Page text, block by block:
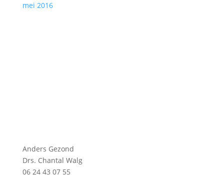
mei 2016
Anders Gezond
Drs. Chantal Walg
06 24 43 07 55